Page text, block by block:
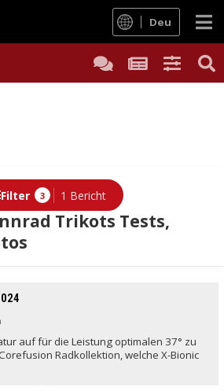
Deu
Trikots Tests,
Filter 3 1 Bericht
auf für die Leistung optimalen 37° zu
Radkollektion, welche X-Bionic